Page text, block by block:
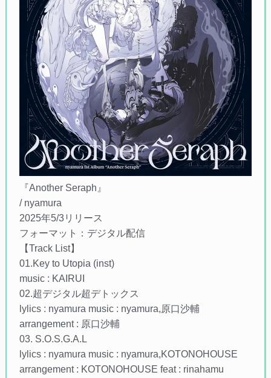
『Another Seraph』
/ nyamura
2025年5/3リリース
フォーマット：デジタル配信
【Track List】
01.Key to Utopia (inst)
music : KAIRUI
02.超デジタル超デトックス
lylics : nyamura music : nyamura,原口沙輔
arrangement : 原口沙輔
03. S.O.S.G.A.L
lylics : nyamura music : nyamura,KOTONOHOUSE
arrangement : KOTONOHOUSE feat : rinahamu